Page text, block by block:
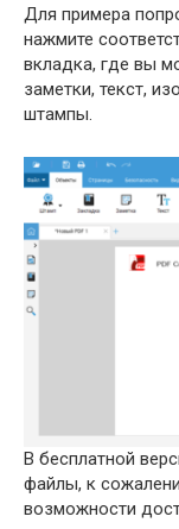
Для примера
нажмите
вкладка, где вы
заметки, текст,
штампы.
В бесплатной
файлы, к
возможности